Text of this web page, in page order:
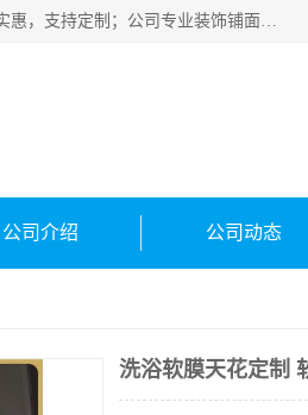
佛山朗鑫装饰工程有限公司主营软膜天花，软膜天花灯箱，卡布灯箱，张拉膜等产品，价格实惠，支持定制；公司专业装饰铺面，家居，会展特装，软膜等工程，技能精良人员，安装快、价格合理，质量保证、热诚与各方有识人士合作，欢迎新老客户来电咨询。
公司介绍 公司动态
洗浴软膜天花定制